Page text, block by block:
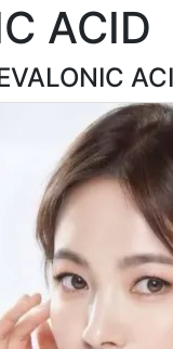
ACID